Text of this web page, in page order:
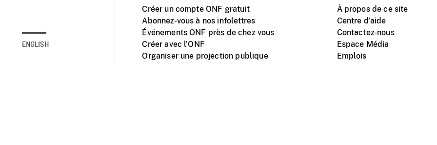
ENGLISH
Créer un compte ONF gratuit
Abonnez-vous à nos infolettres
Événements ONF près de chez vous
Créer avec l’ONF
Organiser une projection publique
À propos de ce site
Centre d'aide
Contactez-nous
Espace Média
Emplois